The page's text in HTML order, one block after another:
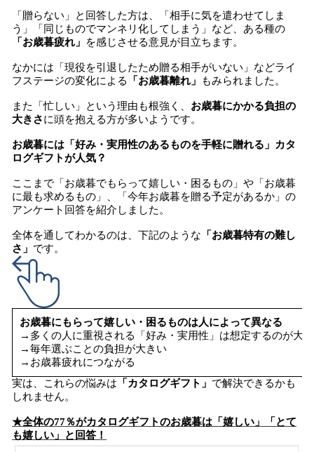
「贈らない」と回答した方は、「相手に気を遣わせてしま
う」「同じものでマンネリ化してしまう」など、ある種の
「お歳暮疲れ」
を感じさせる意見が目立ちます。
なかには「現役を引退したため贈る相手がいない」などライ
フステージの変化による
「お歳暮離れ」 もみられました。
また「忙しい」という理由も根強く、 お歳暮にかかる負担の
大きさに頭を抱える方が多いようです。
お歳暮には「好み・実用性のあるものを手軽に贈れる」カタ
ログギフトが人気？
ここまで「お歳暮でもらって嬉しい・困るもの」や「お歳暮
に最も求めるもの」、「今年お歳暮を贈る予定があるか」の
アンケート回答を紹介しました。
全体を通してわかるのは、下記のような 「お歳暮特有の難し
さ」 です。
お歳暮にもらって嬉しい・困るものは人によって異なる
→多くの人に重視される「好み・実用性」は想定するのが大変
→毎年選ぶことの負担が大きい
→お歳暮疲れにつながる
実は、これらの悩みは 「カタログギフト」 で解決できるかも
しれません。
★全体の77％がカタログギフトのお歳暮は「嬉しい」「とて
も嬉しい」と回答！